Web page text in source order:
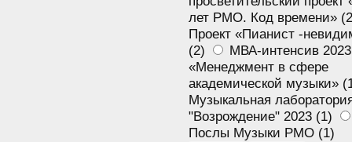
лет РМО. Код времени» (
Проект «Пианист -
(2)
МВА-интенсив 2023
«Менеджмент в сфере
академической музыки» (
Музыкальная
"Возрождение" 2023 (1)
Послы Музыки РМО (1)